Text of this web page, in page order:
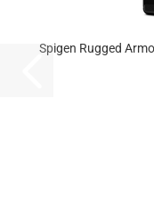
Spigen Rugged